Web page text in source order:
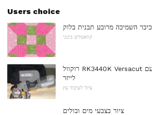
Users choice
כיכר השמיכה מרובע תבנית בלוק
קוואטלינג בינוני
רוקוול RK3440K Versacut מיני מסור עגול עם
לייזר
ציוד לעיבוד עץ
ציור בצבעי מים ובולים